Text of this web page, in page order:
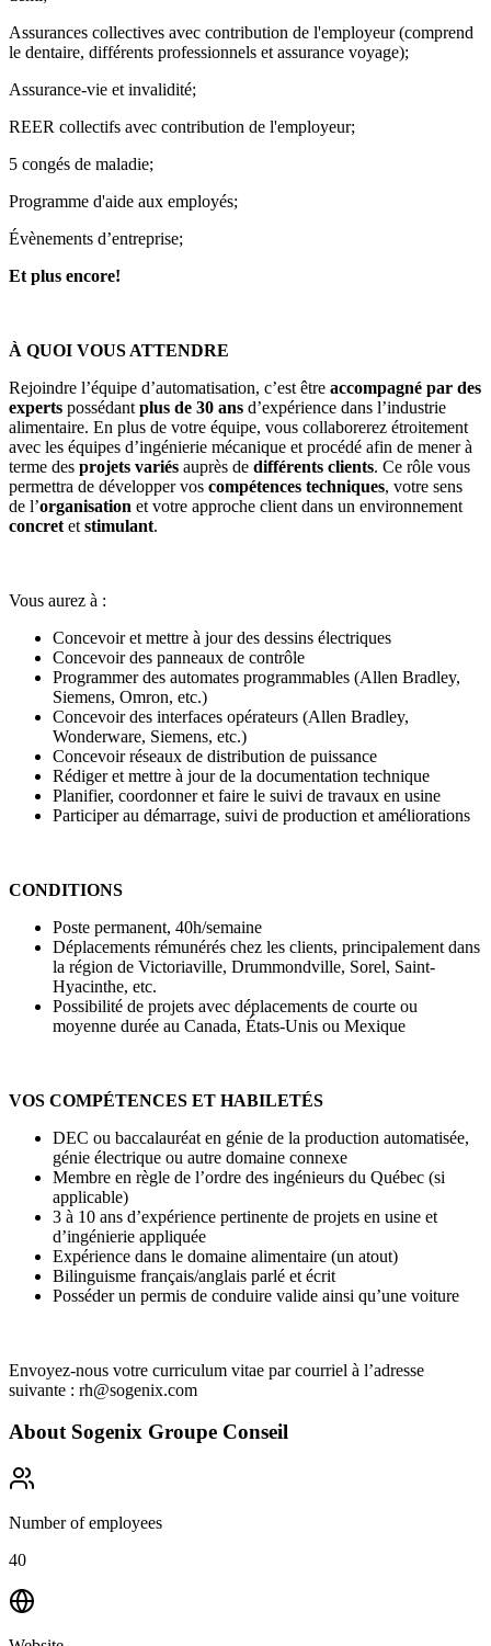
Assurances collectives avec contribution de l'employeur (comprend
le dentaire, différents professionnels et assurance voyage);
Assurance-vie et invalidité;
REER collectifs avec contribution de l'employeur;
5 congés de maladie;
Programme d'aide aux employés;
Évènements d’entreprise;
Et plus encore!
À QUOI VOUS ATTENDRE
Rejoindre l’équipe d’automatisation, c’est être accompagné par des
experts possédant plus de 30 ans d’expérience dans l’industrie
alimentaire. En plus de votre équipe, vous collaborerez étroitement
avec les équipes d’ingénierie mécanique et procédé afin de mener à
terme des projets variés auprès de différents clients. Ce rôle vous
permettra de développer vos compétences techniques, votre sens
de l’organisation et votre approche client dans un environnement
concret et stimulant.
Vous aurez à :
Concevoir et mettre à jour des dessins électriques
Concevoir des panneaux de contrôle
Programmer des automates programmables (Allen Bradley,
Siemens, Omron, etc.)
Concevoir des interfaces opérateurs (Allen Bradley,
Wonderware, Siemens, etc.)
Concevoir réseaux de distribution de puissance
Rédiger et mettre à jour de la documentation technique
Planifier, coordonner et faire le suivi de travaux en usine
Participer au démarrage, suivi de production et améliorations
CONDITIONS
Poste permanent, 40h/semaine
Déplacements rémunérés chez les clients, principalement dans
la région de Victoriaville, Drummondville, Sorel, Saint-
Hyacinthe, etc.
Possibilité de projets avec déplacements de courte ou
moyenne durée au Canada, États-Unis ou Mexique
VOS COMPÉTENCES ET HABILETÉS
DEC ou baccalauréat en génie de la production automatisée,
génie électrique ou autre domaine connexe
Membre en règle de l’ordre des ingénieurs du Québec (si
applicable)
3 à 10 ans d’expérience pertinente de projets en usine et
d’ingénierie appliquée
Expérience dans le domaine alimentaire (un atout)
Bilinguisme français/anglais parlé et écrit
Posséder un permis de conduire valide ainsi qu’une voiture
Envoyez-nous votre curriculum vitae par courriel à l’adresse
suivante : rh@sogenix.com
About Sogenix Groupe Conseil
Number of employees
40